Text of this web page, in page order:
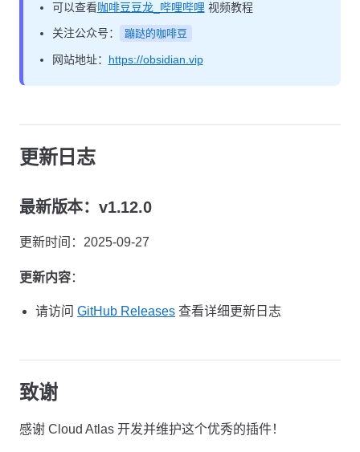
可以查看咖啡豆豆龙_哔哩哔哩 视频教程
关注公众号：
蹦跶的咖啡豆
网站地址： https://obsidian.vip
更新日志
最新版本：v1.12.0
更新时间：2025-09-27
更新内容：
请访问 GitHub Releases 查看详细更新日志
致谢
感谢 Cloud Atlas 开发并维护这个优秀的插件！